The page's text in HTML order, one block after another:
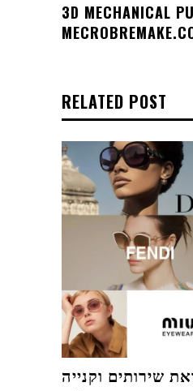
3D MECHANICAL
RELATED POST
שירותים וקנייה